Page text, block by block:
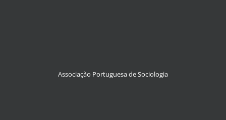
Associação Portuguesa de Sociologia